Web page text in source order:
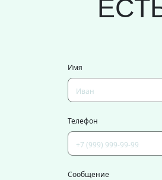
Имя
Телефон
Сообщение